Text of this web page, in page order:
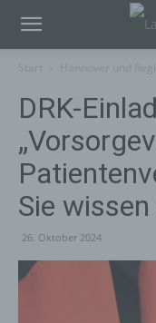
DRK-
Sie wissen
26. Oktober 2024